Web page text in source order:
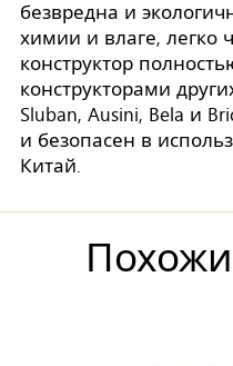
безвредна и
химии и влаге, легко
конструктор
конструкторами
Sluban, Ausini, Bela и
и безопасен в
Китай.